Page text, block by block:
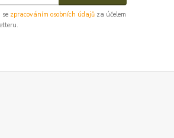
se zpracováním osobních údajů za účelem